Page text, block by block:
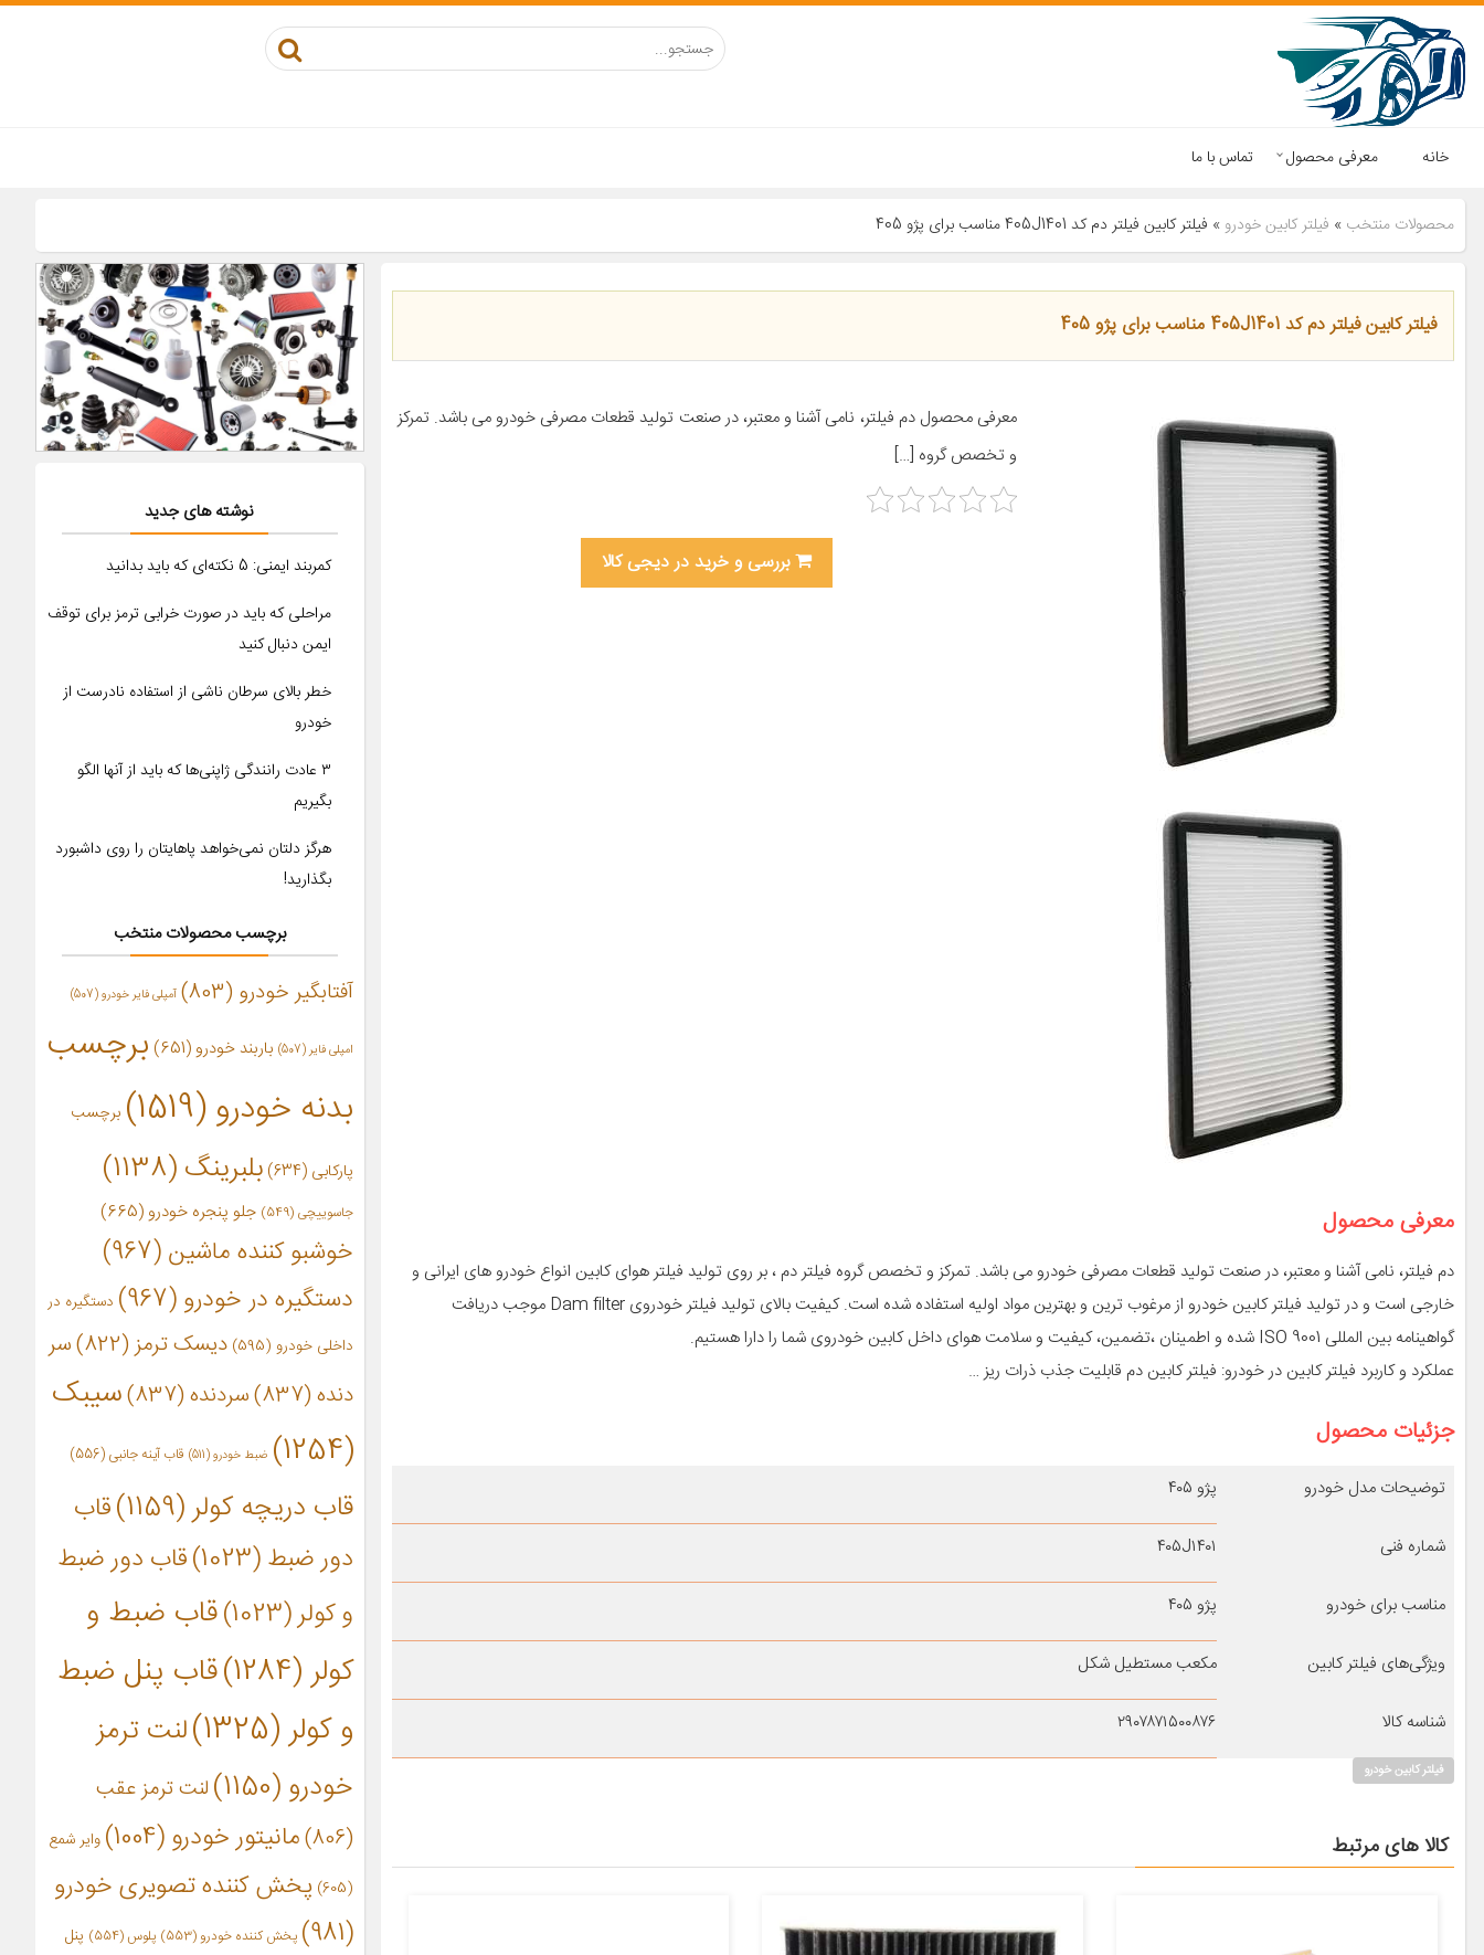
خانه معرفی محصول تماس با ما
محصولات منتخب » فیلتر کابین خودرو» فیلتر کابین فیلتر دم کد 405J1401 مناسب برای پژو 405
فیلتر کابین فیلتر دم کد 405J1401 مناسب برای پژو 405
معرفی محصول دم فیلتر، نامی آشنا و معتبر، در صنعت تولید قطعات مصرفی خودرو می باشد. تمرکز
و تخصص گروه […]
بررسی و خرید در دیجی کالا
معرفی محصول
دم فیلتر، نامی آشنا و معتبر، در صنعت تولید قطعات مصرفی خودرو می باشد. تمرکز و تخصص گروه فیلتر دم ، بر روی تولید فیلتر هوای کابین انواع خودرو های ایرانی و
خارجی است و در تولید فیلتر کابین خودرو از مرغوب ترین و بهترین مواد اولیه استفاده شده است. کیفیت بالای تولید فیلتر خودروی Dam filter موجب دریافت
گواهینامه بین المللی ISO 9001 شده و اطمینان ،تضمین، کیفیت و سلامت هوای داخل کابین خودروی شما را دارا هستیم.
عملکرد و کاربرد فیلتر کابین در خودرو: فیلتر کابین دم قابلیت جذب ذرات ریز …
جزئیات محصول
توضیحات مدل خودرو پژو ۴۰۵
شماره فنی ۴۰۵J۱۴۰۱
مناسب برای خودرو پژو ۴۰۵
ویژگی‌های فیلتر کابین مکعب مستطیل شکل
شناسه کالا ۲۹۰۷۸۷۱۵۰۰۸۷۶
فیلتر کابین خودرو
کالا های مرتبط
نوشته های جدید
کمربند ایمنی: 5 نکته‌ای که باید بدانید
مراحلی که باید در صورت خرابی ترمز برای توقف
ایمن دنبال کنید
خطر بالای سرطان ناشی از استفاده نادرست از
خودرو
۳ عادت رانندگی ژاپنی‌ها که باید از آنها الگو
بگیریم
هرگز دلتان نمی‌خواهد پاهایتان را روی داشبورد
بگذارید!
برچسب محصولات منتخب
آفتابگیر خودرو (803) آمپلی فایر خودرو(507)
امپلی فایر (507) باربند خودرو(651)
برچسب
بدنه خودرو(1519) برچسب
پارکابی (634) بلبرینگ(1138)
جاسوییچی (549) جلو پنجره خودرو (665)
خوشبو کننده ماشین(967)
دستگیره در خودرو(967)
دستگیره در
داخلی خودرو (595) دیسک ترمز(822)
سر
دنده(837) سردنده(837)
سیبک
(1254)
ضبط خودرو(511) قاب آینه جانبی (556)
قاب دریچه کولر(1159)
قاب
دور ضبط(1023)
قاب دور ضبط
و کولر(1023)
قاب ضبط و
کولر(1284)
قاب پنل ضبط
و کولر(1325)
لنت ترمز
خودرو(1150)
لنت ترمز عقب
(806)
مانیتور خودرو(1004)
وایر شمع
(605)
پخش کننده تصویری خودرو
(981)
پخش کننده خودرو(553) پلوس(554) پنل